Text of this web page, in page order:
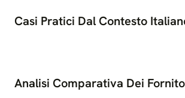
Casi Pratici Dal Contesto
Analisi Comparativa Dei